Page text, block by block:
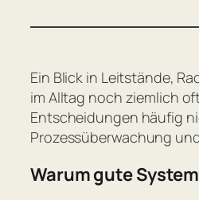
Ein Blick in Leitstände,
im Alltag noch ziemlich
Entscheidungen häufig
Prozessüberwachung
Warum gute